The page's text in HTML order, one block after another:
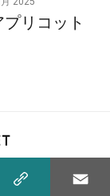
リコット